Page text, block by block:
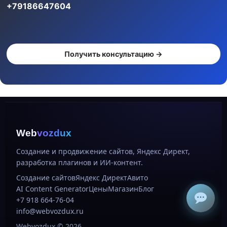
+79186647604
Получить консультацию →
Webvozdux
Создание и продвижение сайтов, Яндекс Директ,
разработка плагинов и ИИ-контент.
Создание сайтовЯндекс ДиректАвито
AI Content GeneratorЦеныМагазинБлог
+7 918 664-76-04
info@webvozdux.ru